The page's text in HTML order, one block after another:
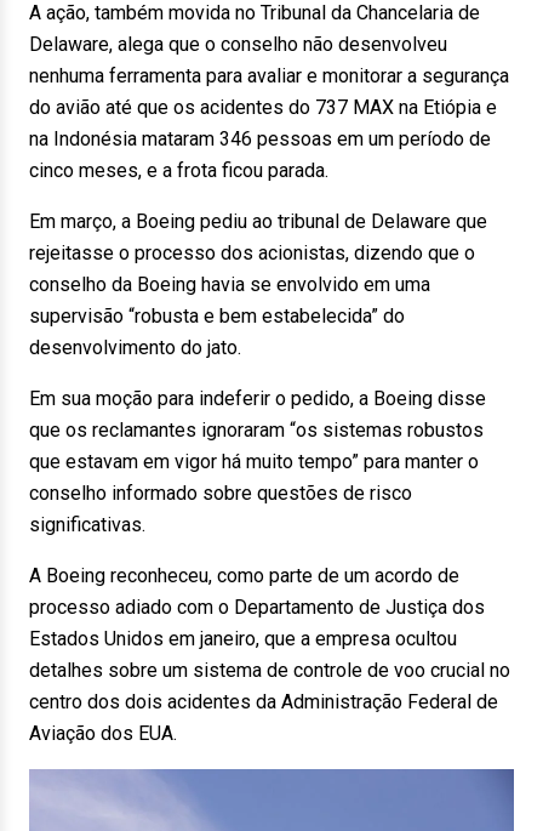
A ação, também movida no Tribunal da Chancelaria de
Delaware, alega que o conselho não desenvolveu
nenhuma ferramenta para avaliar e monitorar a segurança
do avião até que os acidentes do 737 MAX na Etiópia e
na Indonésia mataram 346 pessoas em um período de
cinco meses, e a frota ficou parada.
Em março, a Boeing pediu ao tribunal de Delaware que
rejeitasse o processo dos acionistas, dizendo que o
conselho da Boeing havia se envolvido em uma
supervisão “robusta e bem estabelecida” do
desenvolvimento do jato.
Em sua moção para indeferir o pedido, a Boeing disse
que os reclamantes ignoraram “os sistemas robustos
que estavam em vigor há muito tempo” para manter o
conselho informado sobre questões de risco
significativas.
A Boeing reconheceu, como parte de um acordo de
processo adiado com o Departamento de Justiça dos
Estados Unidos em janeiro, que a empresa ocultou
detalhes sobre um sistema de controle de voo crucial no
centro dos dois acidentes da Administração Federal de
Aviação dos EUA.